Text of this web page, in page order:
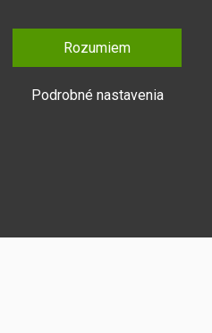
Rozumiem
Podrobné nastavenia